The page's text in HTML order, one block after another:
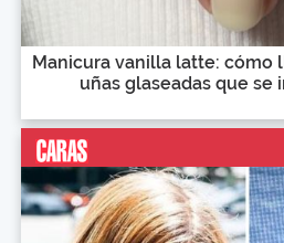
Manicura vanilla latte: cómo
uñas glaseadas que se